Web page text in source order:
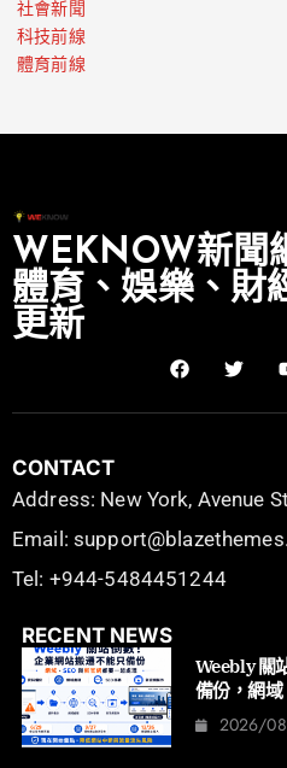
社會新聞
科技前線
體育前線
WEKNOW新聞
體育、娛樂、財
更新
CONTACT
Address: New York, Avenue
Email:
Tel: +944-5484451244
RECENT NEWS
Weebly 關
備份，網
2026/